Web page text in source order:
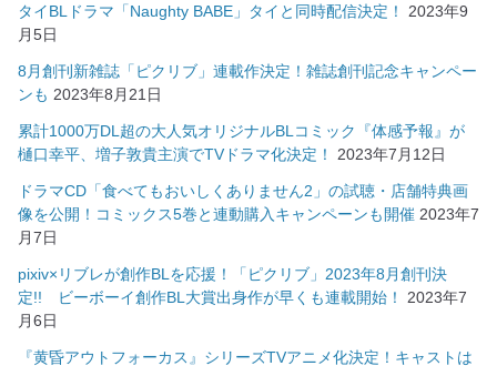
タイBLドラマ「Naughty BABE」タイと同時配信決定！
2023年9
月5日
8月創刊新雑誌「ピクリブ」連載作決定！雑誌創刊記念キャンペー
ンも 2023年8月21日
累計1000万DL超の大人気オリジナルBLコミック『体感予報』が
樋口幸平、増子敦貴主演でTVドラマ化決定！
2023年7月12日
ドラマCD「食べてもおいしくありません2」の試聴・店舗特典画
像を公開！コミックス5巻と連動購入キャンペーンも開催 2023年7
月7日
pixiv×リブレが創作BLを応援！「ピクリブ」2023年8月創刊決
定!! ビーボーイ創作BL大賞出身作が早くも連載開始！
2023年7
月6日
『黄昏アウトフォーカス』シリーズTVアニメ化決定！キャストは